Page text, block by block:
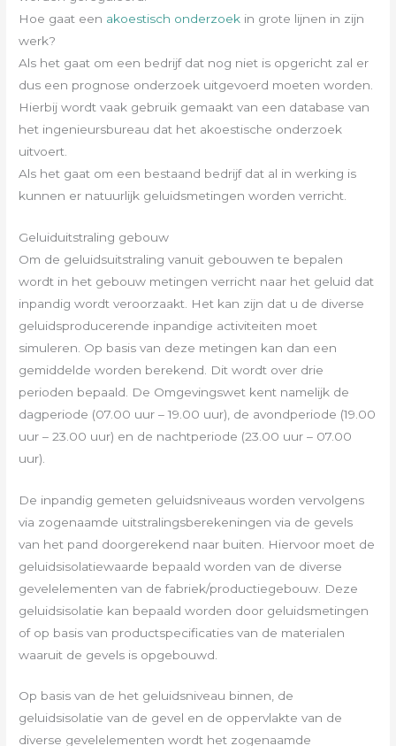
Hoe gaat een akoestisch onderzoek in grote lijnen in zijn
werk?
Als het gaat om een bedrijf dat nog niet is opgericht zal er
dus een prognose onderzoek uitgevoerd moeten worden.
Hierbij wordt vaak gebruik gemaakt van een database van
het ingenieursbureau dat het akoestische onderzoek
uitvoert.
Als het gaat om een bestaand bedrijf dat al in werking is
kunnen er natuurlijk geluidsmetingen worden verricht.
Geluiduitstraling gebouw
Om de geluidsuitstraling vanuit gebouwen te bepalen
wordt in het gebouw metingen verricht naar het geluid dat
inpandig wordt veroorzaakt. Het kan zijn dat u de diverse
geluidsproducerende inpandige activiteiten moet
simuleren. Op basis van deze metingen kan dan een
gemiddelde worden berekend. Dit wordt over drie
perioden bepaald. De Omgevingswet kent namelijk de
dagperiode (07.00 uur – 19.00 uur), de avondperiode (19.00
uur – 23.00 uur) en de nachtperiode (23.00 uur – 07.00
uur).
De inpandig gemeten geluidsniveaus worden vervolgens
via zogenaamde uitstralingsberekeningen via de gevels
van het pand doorgerekend naar buiten. Hiervoor moet de
geluidsisolatiewaarde bepaald worden van de diverse
gevelelementen van de fabriek/productiegebouw. Deze
geluidsisolatie kan bepaald worden door geluidsmetingen
of op basis van productspecificaties van de materialen
waaruit de gevels is opgebouwd.
Op basis van de het geluidsniveau binnen, de
geluidsisolatie van de gevel en de oppervlakte van de
diverse gevelelementen wordt het zogenaamde